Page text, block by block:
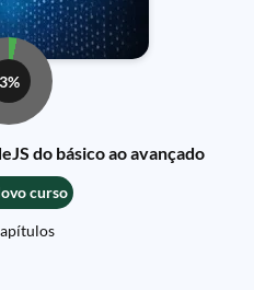
3%
do básico ao avançado
curso